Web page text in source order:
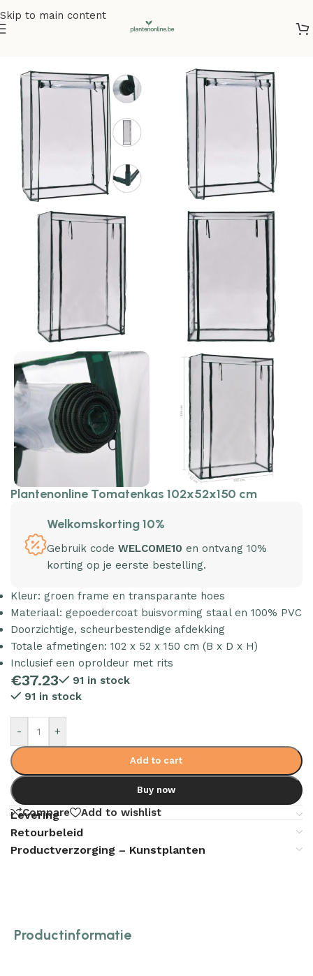
Skip to main content
Plantenonline Tomatenkas 102x52x150 cm
Welkomskorting 10%
Gebruik code WELCOME10 en ontvang 10%
korting op je eerste bestelling.
Kleur: groen frame en transparante hoes
Materiaal: gepoedercoat buisvorming staal en 100% PVC
Doorzichtige, scheurbestendige afdekking
Totale afmetingen: 102 x 52 x 150 cm (B x D x H)
Inclusief een oproldeur met rits
€37.23
91 in stock
91 in stock
- +
Add to cart
Buy now
Compare Add to wishlist
Levering
Retourbeleid
Productverzorging – Kunstplanten
Productinformatie